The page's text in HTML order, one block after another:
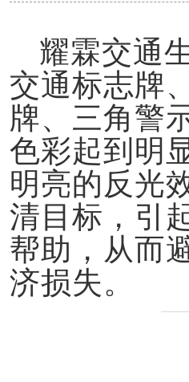
耀霖交通
交通标志牌
牌、三角警
色彩起到明
明亮的反光
清目标，引
帮助，从而
济损失。